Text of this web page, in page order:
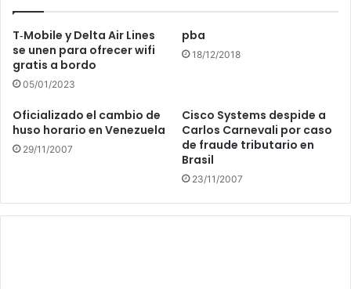
T‑Mobile y Delta Air Lines
se unen para ofrecer wifi
gratis a bordo
05/01/2023
pba
18/12/2018
Oficializado el cambio de
huso horario en Venezuela
29/11/2007
Cisco Systems despide a
Carlos Carnevali por caso
de fraude tributario en
Brasil
23/11/2007